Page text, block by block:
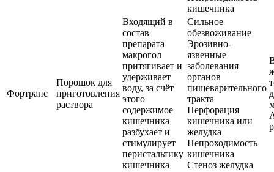
кишечника
Фортранс
Порошок для
приготовления
раствора
Входящий в
состав
препарата
макрогол
притягивает и
удерживает
воду, за счёт
этого
содержимое
кишечника
разбухает и
стимулирует
перистальтику
кишечника
Сильное
обезвоживание
Эрозивно-
язвенные
заболевания
органов
пищеварительного
тракта
Перфорация
кишечника или
желудка
Непроходимость
кишечника
Стеноз желудка